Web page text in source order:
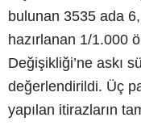
bulunan 3535 ada
hazırlanan 1/1.000
Değişikliği’ne askı
değerlendirildi. Üç
yapılan itirazların